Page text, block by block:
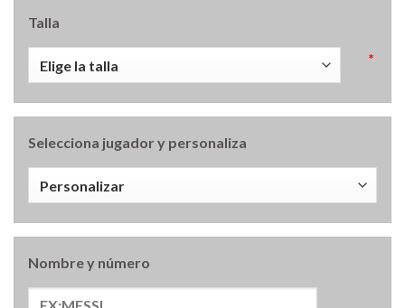
Talla
*
Selecciona jugador y personaliza
Nombre y número